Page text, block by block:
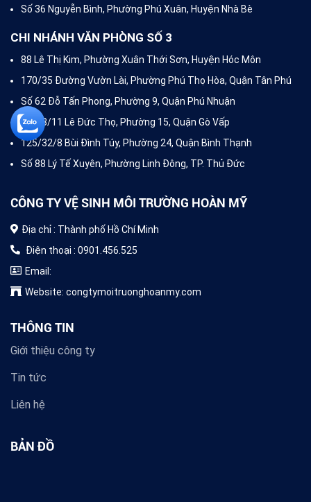
Số 36 Nguyễn Bình, Phường Phú Xuân, Huyện Nhà Bè
CHI NHÁNH VĂN PHÒNG SỐ 3
88 Lê Thị Kim, Phường Xuân Thới Sơn, Huyện Hóc Môn
170/35 Đường Vườn Lài, Phường Phú Thọ Hòa, Quận Tân Phú
Số 62 Đỗ Tấn Phong, Phường 9, Quận Phú Nhuận
736/8/11 Lê Đức Thọ, Phường 15, Quận Gò Vấp
125/32/8 Bùi Đình Túy, Phường 24, Quận Bình Thạnh
Số 88 Lý Tế Xuyên, Phường Linh Đông, TP. Thủ Đức
CÔNG TY VỆ SINH MÔI TRƯỜNG HOÀN MỸ
Địa chỉ : Thành phố Hồ Chí Minh
Điện thoại : 0901.456.525
Email:
Website: congtymoitruonghoanmy.com
THÔNG TIN
Giới thiệu công ty
Tin tức
Liên hệ
BẢN ĐỒ